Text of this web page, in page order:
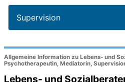
Supervision
Allgemeine Information zu Lebens- und
Psychotherapeutin, Mediatorin,
Lebens- und